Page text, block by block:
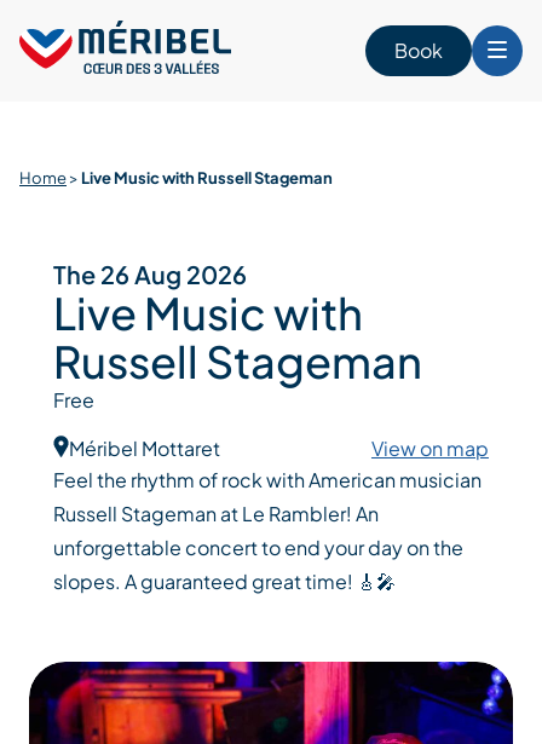
content
Book
Home> Live Music with Russell Stageman
The 26 Aug 2026
Live Music with
Russell Stageman
Free
Méribel Mottaret
View on map
Feel the rhythm of rock with American musician
Russell Stageman at Le Rambler! An
unforgettable concert to end your day on the
slopes. A guaranteed great time! 🎸🎤